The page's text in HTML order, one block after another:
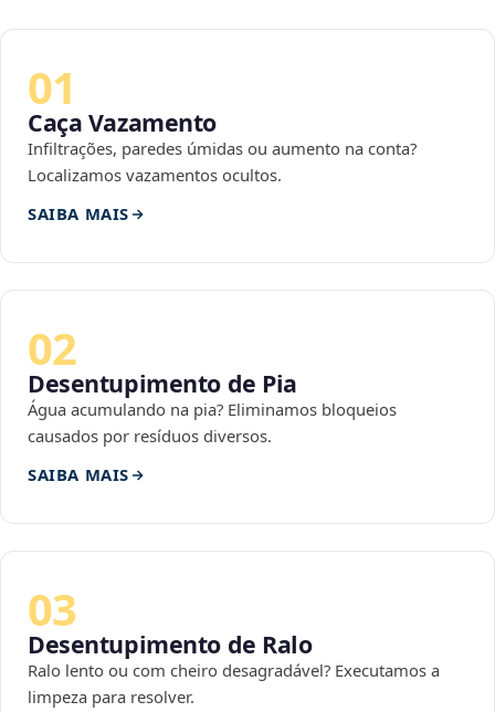
01
Caça Vazamento
Infiltrações, paredes úmidas ou aumento na conta?
Localizamos vazamentos ocultos.
SAIBA MAIS
02
Desentupimento de Pia
Água acumulando na pia? Eliminamos bloqueios
causados por resíduos diversos.
SAIBA MAIS
03
Desentupimento de Ralo
Ralo lento ou com cheiro desagradável? Executamos a
limpeza para resolver.